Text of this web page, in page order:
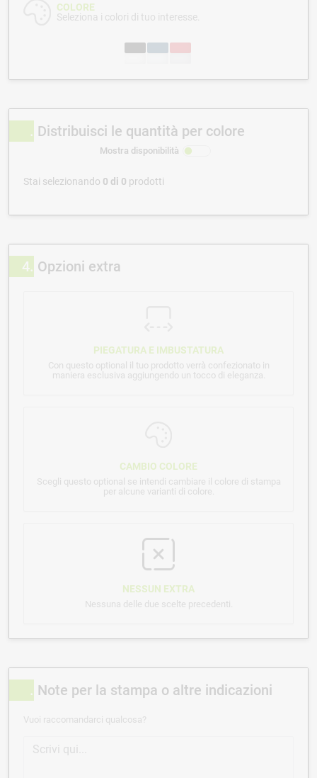
COLORE
Seleziona i colori di tuo interesse.
Distribuisci le quantità per colore
Mostra disponibilità
Stai selezionando 0 di 0 prodotti
4 Opzioni extra
PIEGATURA E IMBUSTATURA
Con questo optional il tuo prodotto verrà confezionato in
maniera esclusiva aggiungendo un tocco di eleganza.
CAMBIO COLORE
Scegli questo optional se intendi cambiare il colore di stampa
per alcune varianti di colore.
NESSUN EXTRA
Nessuna delle due scelte precedenti.
Note per la stampa o altre indicazioni
Vuoi raccomandarci qualcosa?